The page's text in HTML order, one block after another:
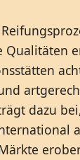
Qualitäten
dazu